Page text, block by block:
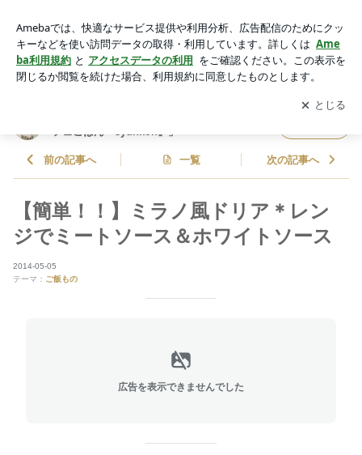
トソース | 山本ゆりオフィシャルブログ「含み笑いのカフェご
はん『syunkon』」Powered by Ameba
アプリをダウンロードして ブログの更新通知
を受け取りまし
ょう。
開く
フェごはん『syunkon』」
前の記事へ 一覧 次の記事へ
【簡単！！】ミラノ風ドリア＊レン
ジでミートソース＆ホワイトソース
2014-05-05
テーマ： ご飯もの
広告を表示できませんでした